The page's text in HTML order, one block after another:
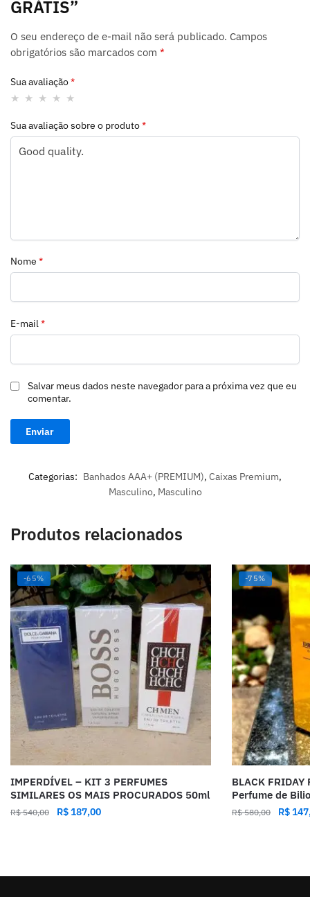
GRÁTIS”
O seu endereço de e-mail não será publicado. Campos
obrigatórios são marcados com *
Sua avaliação*
Sua avaliação sobre o produto*
Nome *
E-mail*
Salvar meus dados neste navegador para a próxima vez que eu
comentar.
Categorias: Banhados AAA+ (PREMIUM), Caixas Premium,
Masculino, Masculino
Produtos relacionados
-65%
IMPERDÍVEL – KIT 3 PERFUMES
SIMILARES OS MAIS PROCURADOS 50ml
R$540,00 R$187,00
-75%
BLACK
Perfume de
R$580,00 R$